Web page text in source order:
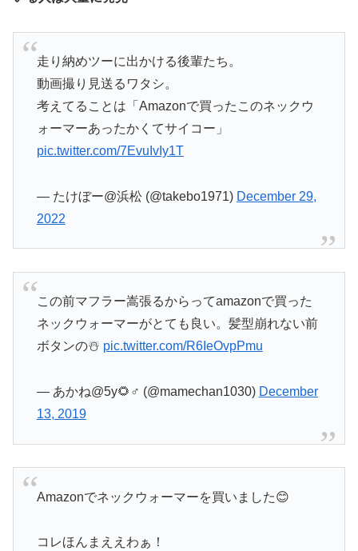
走り納めツーに出かける後輩たち。
動画撮り見送るワタシ。
考えてることは「Amazonで買ったこのネックウ
ォーマーあったかくてサイコー」
pic.twitter.com/7EvuIvIy1T
— たけぼー@浜松 (@takebo1971) December 29,
2022
この前マフラー嵩張るからってamazonで買った
ネックウォーマーがとても良い。髪型崩れない前
ボタンの☃️ pic.twitter.com/R6IeOvpPmu
— あかね@5y🌻♂ (@mamechan1030) December
13, 2019
Amazonでネックウォーマーを買いました😊
コレほんまええわぁ！